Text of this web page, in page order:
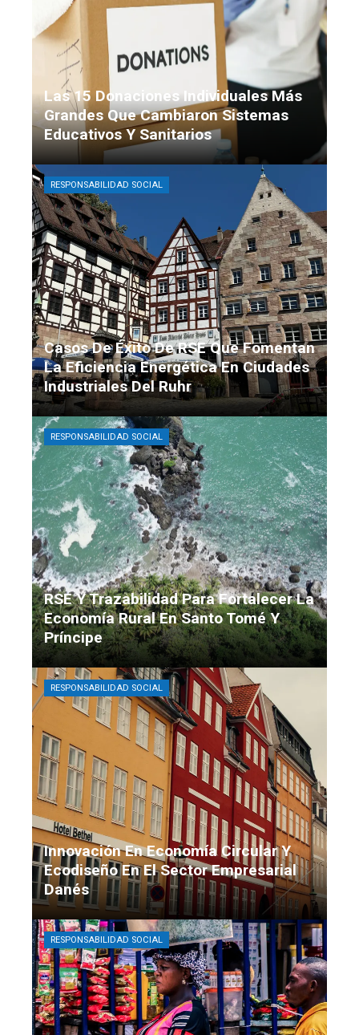
Las 15 Donaciones Individuales Más
Grandes Que Cambiaron Sistemas
Educativos Y Sanitarios
Hace 4 días
Casos De Éxito De RSE Que Fomentan
La Eficiencia Energética En Ciudades
Industriales Del Ruhr
Martín Echeverría Hace 1 semana
RESPONSABILIDAD SOCIAL
RSE Y Trazabilidad Para Fortalecer La
Economía Rural En Santo Tomé Y
Príncipe
Mateo Ibáñez Hace 2 semanas
RESPONSABILIDAD SOCIAL
Innovación En Economía Circular Y
Ecodiseño En El Sector Empresarial
Danés
Martín Echeverría Hace 3 semanas
RESPONSABILIDAD SOCIAL
RESPONSABILIDAD SOCIAL